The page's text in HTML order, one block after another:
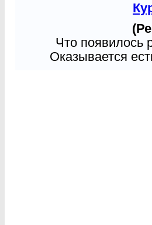
Что появилось
Оказывается